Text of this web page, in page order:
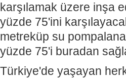
karşılamak üzere inşa
yüzde 75'ini
metreküp su
yüzde 75'i buradan
Türkiye'de yaşayan